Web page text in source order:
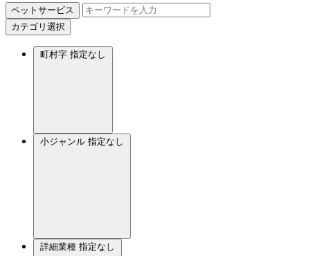
ペットサービス
カテゴリ選択
町村字 指定なし
小ジャンル 指定なし
詳細業種 指定なし